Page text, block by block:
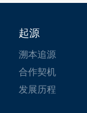
起源
溯本追源
合作契机
发展历程